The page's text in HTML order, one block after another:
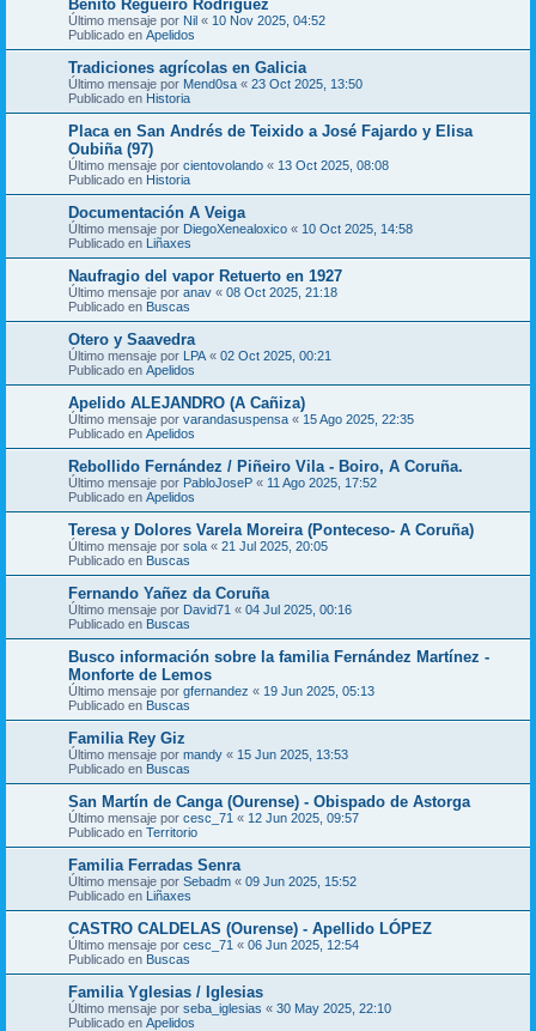
Benito Regueiro Rodríguez
Último mensaje por Nil « 10 Nov 2025, 04:52
Publicado en Apelidos
Tradiciones agrícolas en Galicia
Último mensaje por Mend0sa « 23 Oct 2025, 13:50
Publicado en Historia
Placa en San Andrés de Teixido a José Fajardo y Elisa
Oubiña (97)
Último mensaje por cientovolando « 13 Oct 2025, 08:08
Publicado en Historia
Documentación A Veiga
Último mensaje por DiegoXenealoxico « 10 Oct 2025, 14:58
Publicado en Liñaxes
Naufragio del vapor Retuerto en 1927
Último mensaje por anav « 08 Oct 2025, 21:18
Publicado en Buscas
Otero y Saavedra
Último mensaje por LPA « 02 Oct 2025, 00:21
Publicado en Apelidos
Apelido ALEJANDRO (A Cañiza)
Último mensaje por varandasuspensa « 15 Ago 2025, 22:35
Publicado en Apelidos
Rebollido Fernández / Piñeiro Vila - Boiro, A Coruña.
Último mensaje por PabloJoseP « 11 Ago 2025, 17:52
Publicado en Apelidos
Teresa y Dolores Varela Moreira (Ponteceso- A Coruña)
Último mensaje por sola « 21 Jul 2025, 20:05
Publicado en Buscas
Fernando Yañez da Coruña
Último mensaje por David71 « 04 Jul 2025, 00:16
Publicado en Buscas
Busco información sobre la familia Fernández Martínez -
Monforte de Lemos
Último mensaje por gfernandez « 19 Jun 2025, 05:13
Publicado en Buscas
Familia Rey Giz
Último mensaje por mandy « 15 Jun 2025, 13:53
Publicado en Buscas
San Martín de Canga (Ourense) - Obispado de Astorga
Último mensaje por cesc_71 « 12 Jun 2025, 09:57
Publicado en Territorio
Familia Ferradas Senra
Último mensaje por Sebadm « 09 Jun 2025, 15:52
Publicado en Liñaxes
CASTRO CALDELAS (Ourense) - Apellido LÓPEZ
Último mensaje por cesc_71 « 06 Jun 2025, 12:54
Publicado en Buscas
Familia Yglesias / Iglesias
Último mensaje por seba_iglesias « 30 May 2025, 22:10
Publicado en Apelidos